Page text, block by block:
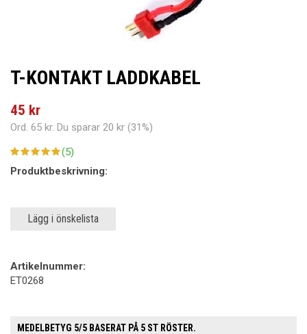
T-KONTAKT LADDKABEL
45 kr
Ord. 65 kr. Du sparar 20 kr (31%)
(5)
Produktbeskrivning:
Lägg i önskelista
Artikelnummer:
ET0268
MEDELBETYG 5/5 BASERAT PÅ 5 ST RÖSTER.